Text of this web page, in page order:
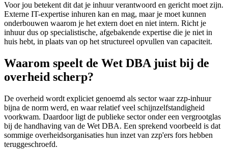
Voor jou betekent dit dat je inhuur verantwoord en gericht moet zijn.
Externe IT-expertise inhuren kan en mag, maar je moet kunnen
onderbouwen waarom je het extern doet en niet intern. Richt je
inhuur dus op specialistische, afgebakende expertise die je niet in
huis hebt, in plaats van op het structureel opvullen van capaciteit.
Waarom speelt de Wet DBA juist bij de
overheid scherp?
De overheid wordt expliciet genoemd als sector waar zzp-inhuur
bijna de norm werd, en waar relatief veel schijnzelfstandigheid
voorkwam. Daardoor ligt de publieke sector onder een vergrootglas
bij de handhaving van de Wet DBA. Een sprekend voorbeeld is dat
sommige overheidsorganisaties hun inzet van zzp'ers fors hebben
teruggeschroefd.